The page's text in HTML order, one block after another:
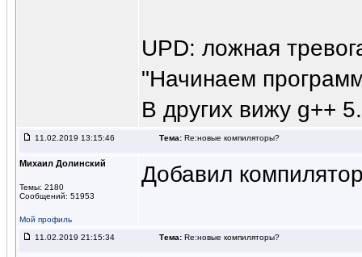
UPD: ложная
"Начинаем
В других вижу g++
11.02.2019 13:15:46 Тема: Re:новые компиляторы?
Михаил Долинский
Темы: 2180
Сообщений: 51953
Мой профиль
Добавил
11.02.2019 21:15:34 Тема: Re:новые компиляторы?